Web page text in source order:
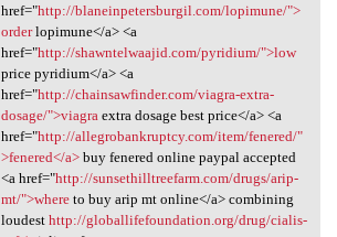
href="http://blaneinpetersburgil.com/lopimune/">
orderlopimune</a> <a
href="http://shawntelwaajid.com/pyridium/">low
price pyridium</a> <a
href="http://chainsawfinder.com/viagra-extra-
dosage/">viagraextra dosage best price</a> <a
href="http://allegrobankruptcy.com/item/fenered/"
>fenered</a>buy fenered online paypal accepted
<a href="http://sunsethilltreefarm.com/drugs/arip-
mt/">whereto buy arip mt online</a> combining
loudest http://globallifefoundation.org/drug/cialis-